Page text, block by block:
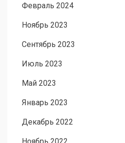
Февраль 2024
Ноябрь 2023
Сентябрь 2023
Июль 2023
Май 2023
Январь 2023
Декабрь 2022